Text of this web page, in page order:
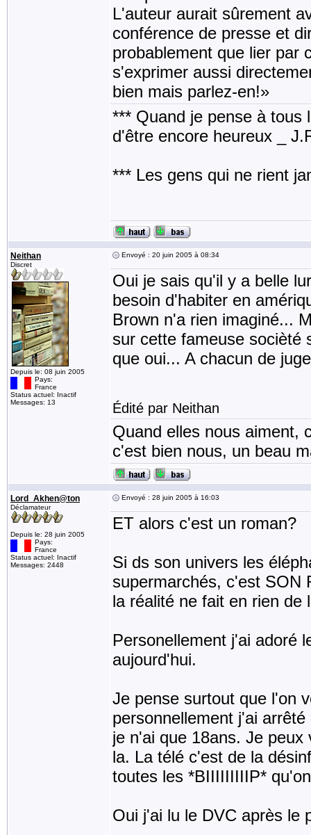
L'auteur aurait sûrement
conférence de presse et
probablement que lier par
s'exprimer aussi
bien mais parlez-en!»
*** Quand je pense à tous
d'être encore heureux _
*** Les gens qui ne rient
Neithan
Discret
Depuis le: 08 juin 2005
Pays:
France
Status actuel: Inactif
Messages: 13
Envoyé : 20 juin 2005 à 08:34
Oui je sais qu'il y a belle
besoin d'habiter en
Brown n'a rien imaginé...
sur cette fameuse socièté
que oui... A chacun de
Édité par Neithan
Quand elles nous aiment,
c'est bien nous, un beau
Lord_Akhen@ton
Déclamateur
Depuis le: 28 juin 2005
Pays:
France
Status actuel: Inactif
Messages: 2448
Envoyé : 28 juin 2005 à 16:03
ET alors c'est un roman?
Si ds son univers les
supermarchés, c'est SON
la réalité ne fait en rien de
Personellement j'ai adoré
aujourd'hui.
Je pense surtout que l'on
personnellement j'ai
je n'ai que 18ans. Je
la. La télé c'est de la
toutes les *BIIIIIIIIIP*
Oui j'ai lu le DVC après le